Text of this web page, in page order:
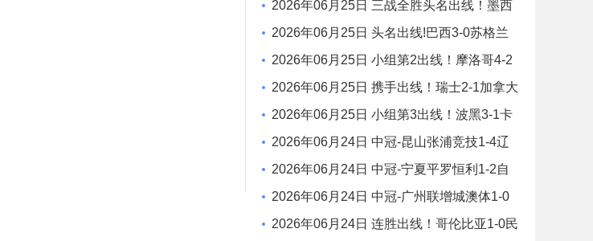
小组第3 马塞科制胜南非小组第2出线
2026年06月25日 三战全胜头名出线！墨西
哥3-0捷克 40岁奥乔亚登场 捷克小组出局
2026年06月25日 头名出线!巴西3-0苏格兰
维尼修斯双响库尼亚破门 内马尔替补登场
2026年06月25日 小组第2出线！摩洛哥4-2
海地 赛巴里连续3场破门伊西多尔世界波
2026年06月25日 携手出线！瑞士2-1加拿大
头名晋级 曼赞比传射巴尔加斯破门
2026年06月25日 小组第3出线！波黑3-1卡
塔尔 40岁哲科造对手乌龙卡塔尔小组出局
2026年06月24日 中冠-昆山张浦竞技1-4辽
宁盛京新锐 批尔卡尼梅开二度
2026年06月24日 中冠-宁夏平罗恒利1-2自
贡弘祥电碳 季传杰读秒绝杀
2026年06月24日 中冠-广州联增城澳体1-0
湖北超级先生 莫汝恒破门
2026年06月24日 连胜出线！哥伦比亚1-0民